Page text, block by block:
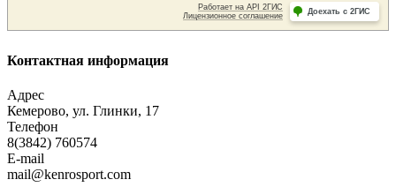
Контактная информация
Адрес
Кемерово, ул. Глинки, 17
Телефон
8(3842) 760574
E-mail
mail@kenrosport.com